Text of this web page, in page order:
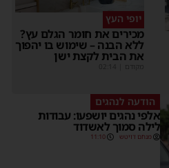
יופי העץ
מכירים את חומר הגלם עץ?
ללא הבנה – שימוש בו יהפוך
את הבית לקצת ישן
מקודם
הודעה לנהגים
אלפי נהגים יושפעו: עבודות
לילה סמוך לאשדוד
מנחם דויטש 11:10